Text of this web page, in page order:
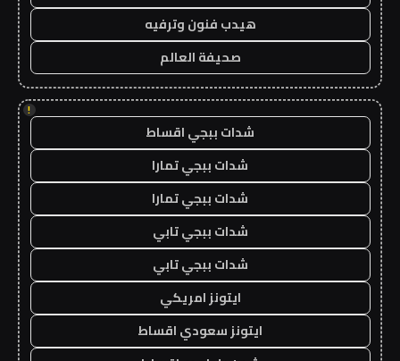
هيدب فنون وترفيه
صحيفة العالم
!
شدات ببجي اقساط
شدات ببجي تمارا
شدات ببجي تمارا
شدات ببجي تابي
شدات ببجي تابي
ايتونز امريكي
ايتونز سعودي اقساط